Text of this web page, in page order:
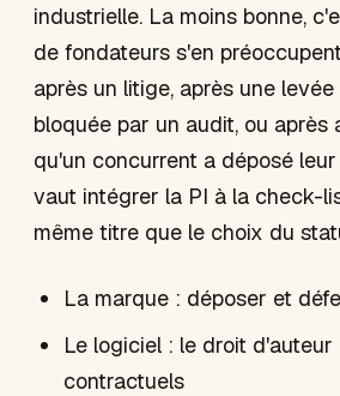
industrielle. La moins bonne,
de fondateurs s'en
après un litige, après une
bloquée par un audit, ou
qu'un concurrent a déposé
vaut intégrer la PI à la check-
même titre que le choix du
La marque : déposer et
Le logiciel : le droit
contractuels